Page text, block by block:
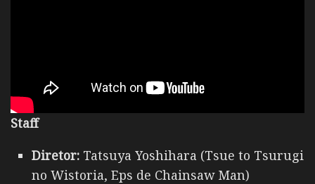
Staff
Diretor: Tatsuya Yoshihara (Tsue to Tsurugi
no Wistoria, Eps de Chainsaw Man)